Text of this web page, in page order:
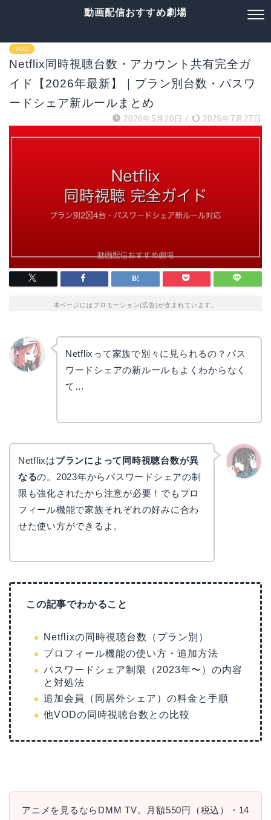
動画配信おすすめ劇場
VOD
Netflix同時視聴台数・アカウント共有完全ガ
イド【2026年最新】｜プラン別台数・パスワ
ードシェア新ルールまとめ
2026年5月20日 / 2026年7月27日
本ページにはプロモーション(広告)が含まれています。
Netflixって家族で別々に見られるの？パス
ワードシェアの新ルールもよくわからなく
て…
Netflixはプランによって同時視聴台数が異
なるの。2023年からパスワードシェアの制
限も強化されたから注意が必要！でもプロ
フィール機能で家族それぞれの好みに合わ
せた使い方ができるよ。
この記事でわかること
Netflixの同時視聴台数（プラン別）
プロフィール機能の使い方・追加方法
パスワードシェア制限（2023年〜）の内容
と対処法
追加会員（同居外シェア）の料金と手順
他VODの同時視聴台数との比較
アニメを見るならDMM TV。月額550円（税込）・14